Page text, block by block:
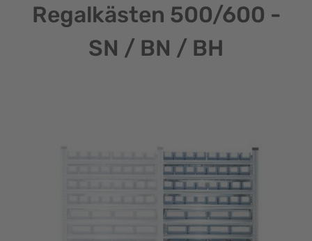
Regalkästen 500/600 -
SN / BN / BH